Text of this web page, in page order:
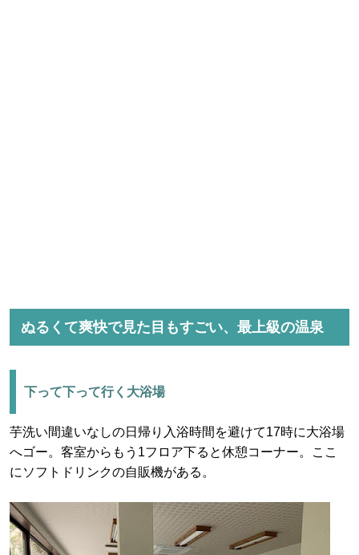
ぬるくて爽快で見た目もすごい、最上級の温泉
下って下って行く大浴場
芋洗い間違いなしの日帰り入浴時間を避けて17時に大浴場
へゴー。客室からもう1フロア下ると休憩コーナー。ここ
にソフトドリンクの自販機がある。